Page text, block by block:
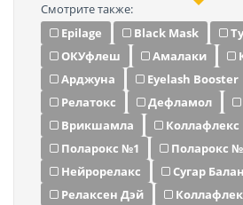
Смотрите также:
Epilage
Black Mask
ОКУфлеш
Амалаки
Арджуна
Eyelash Booster
Релатокс
Дефламол
Врикшамла
Коллафлекс
Поларокс №1
Поларокс
Нейрорелакс
Сугар
Релаксен Дэй